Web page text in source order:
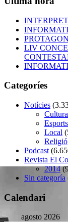
LIV
Categoríes
Notícies
Cultura
Esports
Local
Religió
Podcast
Revista El
2014
Sin categoría
Calendari
agosto 2026